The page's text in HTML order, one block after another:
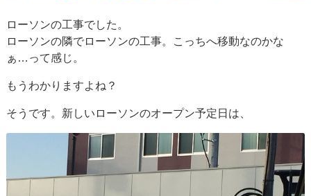
ローソンの工事でした。
ローソンの隣でローソンの工事。こっちへ移動なのかな
ぁ…って感じ。
もうわかりますよね？
そうです。新しいローソンのオープン予定日は、